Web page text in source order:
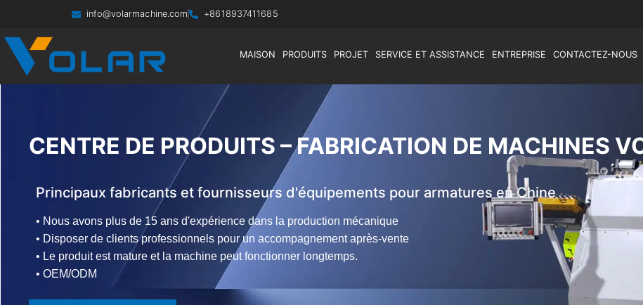
info@volarmachine.com +8618937411685
MAISON PRODUITS PROJET SERVICE ET ASSISTANCE ENTREPRISE CONTACTEZ-NOUS
CENTRE DE PRODUITS – FABRICATION DE MACHINES
Principaux fabricants et fournisseurs d'équipements pour armatures en Chine
• Nous avons plus de 15 ans d'expérience dans la production mécanique
• Disposer de clients professionnels pour un accompagnement après-vente
• Le produit est mature et la machine peut fonctionner longtemps.
• OEM/ODM